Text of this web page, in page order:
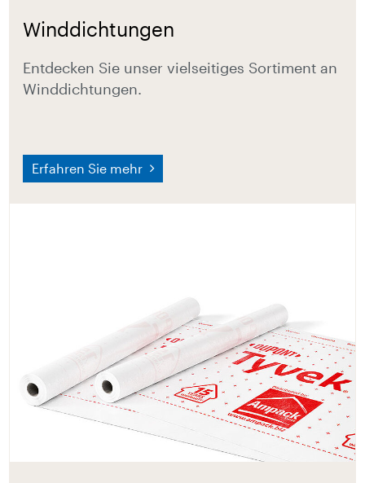
Winddichtungen
Entdecken Sie unser vielseitiges Sortiment an
Winddichtungen.
Erfahren Sie mehr